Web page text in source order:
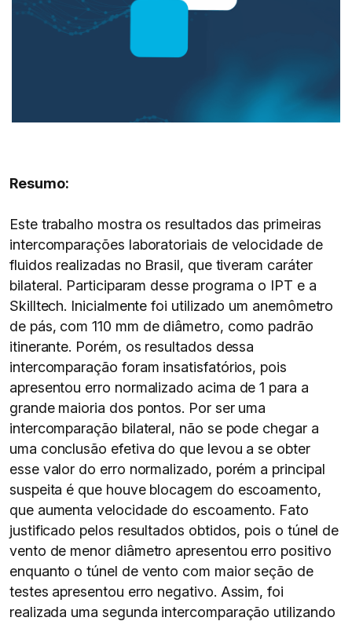
Resumo:
Este trabalho mostra os resultados das primeiras
intercomparações laboratoriais de velocidade de
fluidos realizadas no Brasil, que tiveram caráter
bilateral. Participaram desse programa o IPT e a
Skilltech. Inicialmente foi utilizado um anemômetro
de pás, com 110 mm de diâmetro, como padrão
itinerante. Porém, os resultados dessa
intercomparação foram insatisfatórios, pois
apresentou erro normalizado acima de 1 para a
grande maioria dos pontos. Por ser uma
intercomparação bilateral, não se pode chegar a
uma conclusão efetiva do que levou a se obter
esse valor do erro normalizado, porém a principal
suspeita é que houve blocagem do escoamento,
que aumenta velocidade do escoamento. Fato
justificado pelos resultados obtidos, pois o túnel de
vento de menor diâmetro apresentou erro positivo
enquanto o túnel de vento com maior seção de
testes apresentou erro negativo. Assim, foi
realizada uma segunda intercomparação utilizando